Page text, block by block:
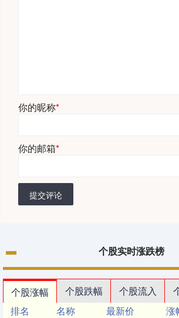
你的昵称*
你的邮箱*
提交评论
个股实时涨跌榜
个股涨幅 个股跌幅 个股流入
排名
名称 最新价 涨